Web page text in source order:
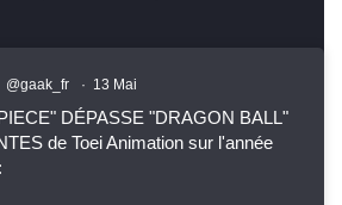
@gaak_fr · 13 Mai
DÉPASSE "DRAGON BALL"
de Toei Animation sur l'année